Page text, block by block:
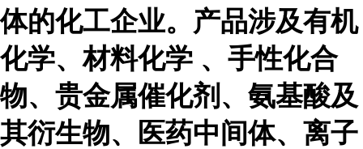
体的化工企业。产品涉及有机
化学、材料化学 、手性化合
物、贵金属催化剂、氨基酸及
其衍生物、医药中间体、离子